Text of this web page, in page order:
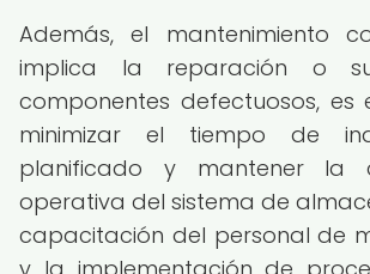
Además, el mantenimiento
implica la reparación o
componentes defectuosos, es
minimizar el tiempo de
planificado y mantener la
operativa del sistema de
capacitación del personal de